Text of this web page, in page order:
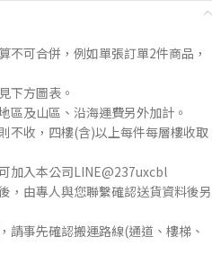
可合併，例如單張訂單2件商品，
下方圖表。
及山區、沿海運費另外加計。
不收，四樓(含)以上每件每層樓收取
加入本公司LINE@237uxcbl
，由專人與您聯繫確認送貨資料後另
事先確認搬運路線(通道、樓梯、